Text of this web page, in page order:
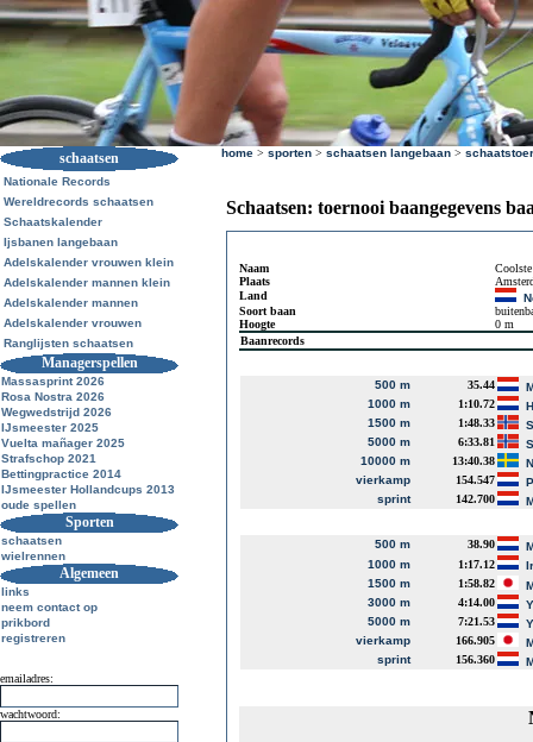
schaatsen
Nationale Records
Wereldrecords schaatsen
Schaatskalender
Ijsbanen langebaan
Adelskalender vrouwen klein
Adelskalender mannen klein
Adelskalender mannen
Adelskalender vrouwen
Ranglijsten schaatsen
Managerspellen
Massasprint 2026
Rosa Nostra 2026
Wegwedstrijd 2026
IJsmeester 2025
Vuelta mañager 2025
Strafschop 2021
Bettingpractice 2014
IJsmeester Hollandcups 2013
oude spellen
Sporten
schaatsen
wielrennen
Algemeen
links
neem contact op
prikbord
registreren
emailadres:
wachtwoord:
home > sporten > schaatsen langebaan >
Schaatsen: toernooi baangegevens
Naam
Coolste
Plaats
Land
Soort baan
Hoogte
0 m
Baanrecords
500 m 35.44
1000 m
1:10.72
1500 m
1:48.33
5000 m
6:33.81
10000 m
13:40.38
vierkamp
154.547
sprint
142.700
500 m 38.90
1000 m
1:17.12
1500 m
1:58.82
3000 m
4:14.00
5000 m
7:21.53
vierkamp
166.905
sprint
156.360